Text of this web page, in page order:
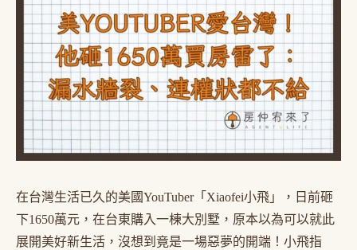
在台灣生活已久的美國YouTuber「Xiaofei小飛」，日前砸
下1650萬元，在台東購入一棟大別墅，原本以為可以就此
展開美好新生活，沒想到竟是一場惡夢的開端！小飛指